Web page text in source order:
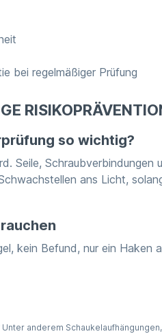
bei regelmäßiger Prüfung
so wichtig?
Seile,
ans Licht,
kein Befund, nur ein
Unter anderem